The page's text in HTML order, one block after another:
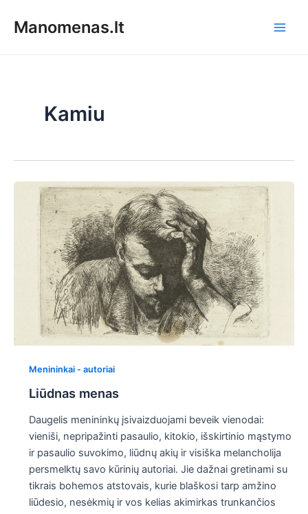
prieManomenas.lt
Kamiu
Menininkai - autoriai
Liūdnas menas
Daugelis menininkų įsivaizduojami beveik vienodai:
vieniši, nepripažinti pasaulio, kitokio, išskirtinio mąstymo
ir pasaulio suvokimo, liūdnų akių ir visiška melancholija
persmelktų savo kūrinių autoriai. Jie dažnai gretinami su
tikrais bohemos atstovais, kurie blaškosi tarp amžino
liūdesio, nesėkmių ir vos kelias akimirkas trunkančios